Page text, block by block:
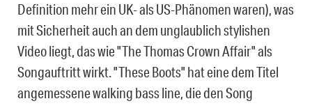
Definition mehr ein UK- als US-Phänomen waren), was
mit Sicherheit auch an dem unglaublich stylishen
Video liegt, das wie "The Thomas Crown Affair" als
Songauftritt wirkt. "These Boots" hat eine dem Titel
angemessene walking bass line, die den Song